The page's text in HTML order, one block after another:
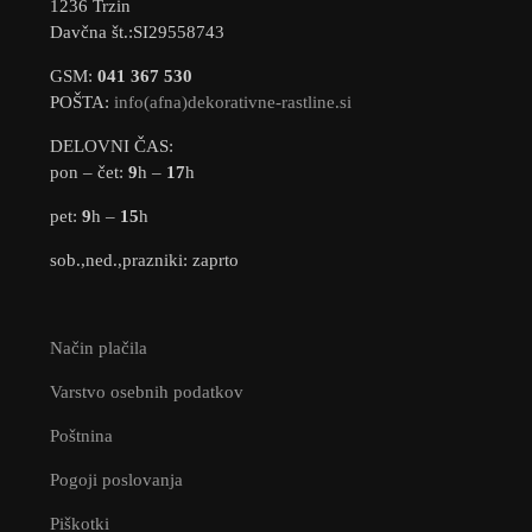
1236 Trzin
Davčna št.:SI29558743
GSM: 041 367 530
POŠTA: info(afna)dekorativne-rastline.si
DELOVNI ČAS:
pon – čet: 9h – 17h
pet: 9h – 15h
sob.,ned.,prazniki: zaprto
Način plačila
Varstvo osebnih podatkov
Poštnina
Pogoji poslovanja
Piškotki